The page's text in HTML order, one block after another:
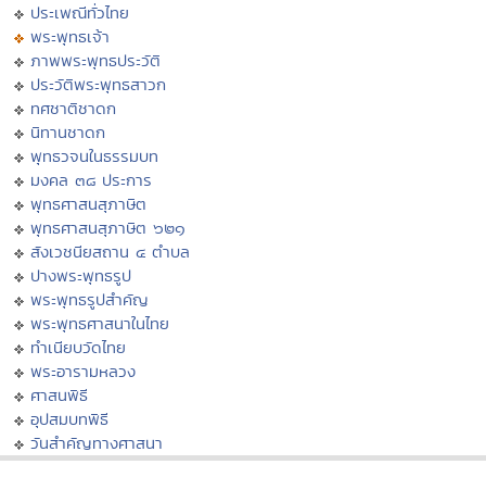
ประเพณีทั่วไทย
พระพุทธเจ้า
ภาพพระพุทธประวัติ
ประวัติพระพุทธสาวก
ทศชาติชาดก
นิทานชาดก
พุทธวจนในธรรมบท
มงคล ๓๘ ประการ
พุทธศาสนสุภาษิต
พุทธศาสนสุภาษิต ๖๒๑
สังเวชนียสถาน ๔ ตำบล
ปางพระพุทธรูป
พระพุทธรูปสำคัญ
พระพุทธศาสนาในไทย
ทำเนียบวัดไทย
พระอารามหลวง
ศาสนพิธี
อุปสมบทพิธี
วันสำคัญทางศาสนา